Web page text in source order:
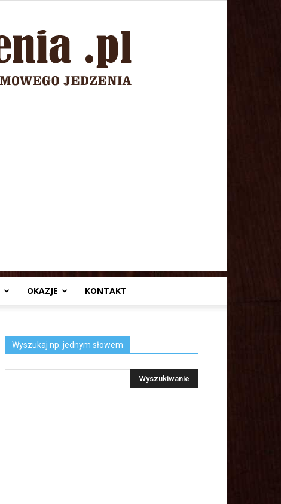
OKAZJE KONTAKT
Wyszukaj np. jednym słowem